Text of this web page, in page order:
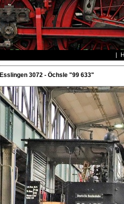
Esslingen 3072 - Öchsle "99 633"